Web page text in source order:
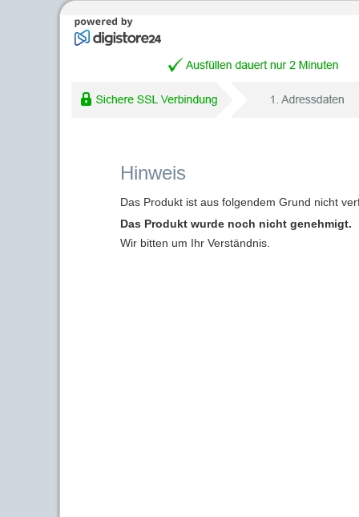
Hinweis
Das Produkt ist aus folgendem Grund nicht
Das Produkt wurde noch nicht genehmigt.
Wir bitten um Ihr Verständnis.